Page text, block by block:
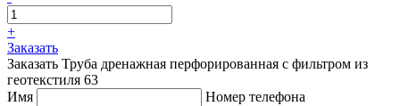
+
Заказать
Заказать Труба дренажная перфорированная с фильтром из
геотекстиля 63
Имя
Номер телефона